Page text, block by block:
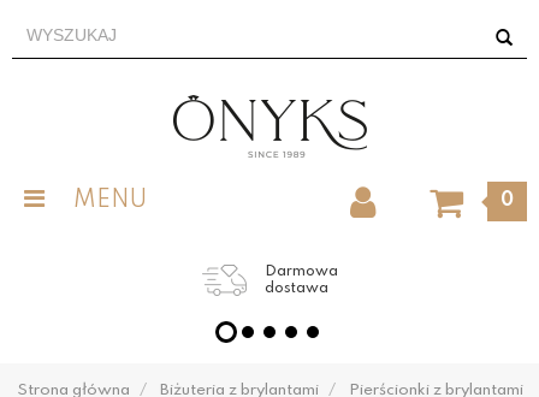
MENU 0
Darmowa
dostawa
Strona główna Biżuteria z brylantami
Pierścionki z brylantami